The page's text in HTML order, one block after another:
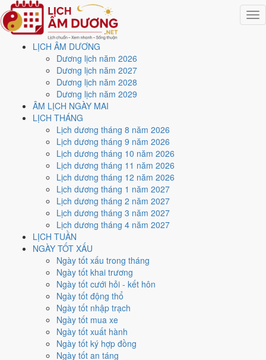
LỊCH ÂM DƯƠNG
Dương lịch năm 2026
Dương lịch năm 2027
Dương lịch năm 2028
Dương lịch năm 2029
ÂM LỊCH NGÀY MAI
LỊCH THÁNG
Lịch dương tháng 8 năm 2026
Lịch dương tháng 9 năm 2026
Lịch dương tháng 10 năm 2026
Lịch dương tháng 11 năm 2026
Lịch dương tháng 12 năm 2026
Lịch dương tháng 1 năm 2027
Lịch dương tháng 2 năm 2027
Lịch dương tháng 3 năm 2027
Lịch dương tháng 4 năm 2027
LỊCH TUẦN
NGÀY TỐT XẤU
Ngày tốt xấu trong tháng
Ngày tốt khai trương
Ngày tốt cưới hỏi - kết hôn
Ngày tốt động thổ
Ngày tốt nhập trạch
Ngày tốt mua xe
Ngày tốt xuất hành
Ngày tốt ký hợp đồng
Ngày tốt an táng
Trang chủ
Lịch năm 2029
Tháng 8/2029
Ngày 27/8/2029 (Kỷ Sửu)
Xem ngày27/8/2029
lịch - Ngày 18/7 âm lịch (Kỷ
Sửu) tốt hay xấu?
Ngày 27/8/2029 dương lịch (Thứ Hai) là ngày 18/7/2029 âm lịch
Kỷ Sửu- Cùng hành, Trực Chấp, Sao Nguy, nạp âm Thích
Lịch Hỏa. Tổng hòa, đây làNgày Bình Hòavới điểm trung bình
cho các việc quan trọng. Giờ Hoàng Đạo trong ngày:
Thân, Tuất, Hợi.
Ngày Dương
Tháng 8 năm 2029
Tháng 7 âm năm 2029
Tiết Xử Thử